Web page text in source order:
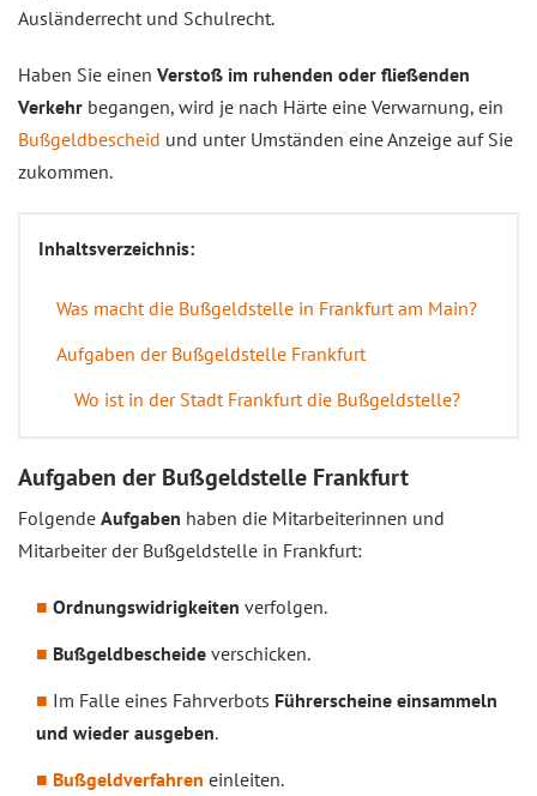
Ausländerrecht und Schulrecht.
Haben Sie einen Verstoß im ruhenden oder fließenden
Verkehr begangen, wird je nach Härte eine Verwarnung, ein
Bußgeldbescheid und unter Umständen eine Anzeige auf Sie
zukommen.
Inhaltsverzeichnis:
Was macht die Bußgeldstelle in Frankfurt am Main?
Aufgaben der Bußgeldstelle Frankfurt
Wo ist in der Stadt Frankfurt die Bußgeldstelle?
Aufgaben der Bußgeldstelle Frankfurt
Folgende Aufgaben haben die Mitarbeiterinnen und
Mitarbeiter der Bußgeldstelle in Frankfurt:
Ordnungswidrigkeiten verfolgen.
Bußgeldbescheide verschicken.
Im Falle eines Fahrverbots Führerscheine einsammeln
und wieder ausgeben.
Bußgeldverfahren einleiten.